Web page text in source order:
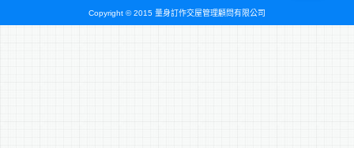
Copyright © 2015 量身訂作交屋管理顧問有限公司